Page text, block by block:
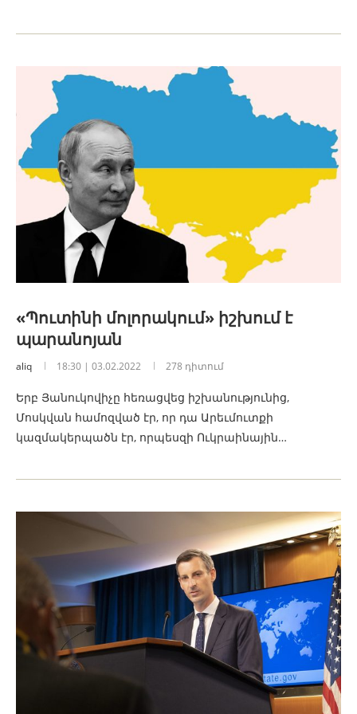
«Պուտինի մոլորակում» իշխում է
պարանոյան
aliq 18:30 | 03.02.2022 278 դիտում
Երբ Յանուկովիչը հեռացվեց իշխանությունից,
Մոսկվան համոզված էր, որ դա Արեւմուտքի
կազմակերպածն էր, որպեսզի Ուկրաինային…